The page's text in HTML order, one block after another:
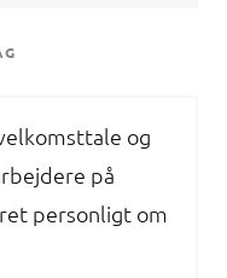
og
på
personligt om